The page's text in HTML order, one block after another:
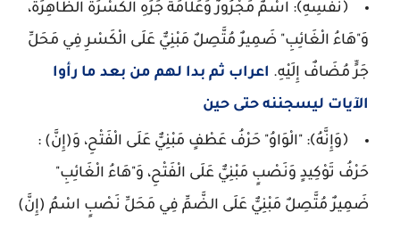
﴿نَفْسِهِ﴾: اسْمٌ مَجْرُورٌ وَعَلَامَةُ جَرِّهِ الْكَسْرَةُ الظَّاهِرَةُ،
وَ"هَاءُ الْغَائِبِ" ضَمِيرٌ مُتَّصِلٌ مَبْنِيٌّ عَلَى الْكَسْرِ فِي مَحَلِّ
جَرٍّ مُضَافٌ إِلَيْهِ. اعراب ثم بدا لهم من بعد ما رأوا
الآيات ليسجننه حتى حين
﴿وَإِنَّهُ﴾: "الْوَاوُ" حَرْفُ عَطْفٍ مَبْنِيٌّ عَلَى الْفَتْحِ، وَ(إِنَّ) :
حَرْفُ تَوْكِيدٍ وَنَصْبٍ مَبْنِيٌّ عَلَى الْفَتْحِ، وَ"هَاءُ الْغَائِبِ"
ضَمِيرٌ مُتَّصِلٌ مَبْنِيٌّ عَلَى الضَّمِّ فِي مَحَلِّ نَصْبٍ اسْمُ (إِنَّ)